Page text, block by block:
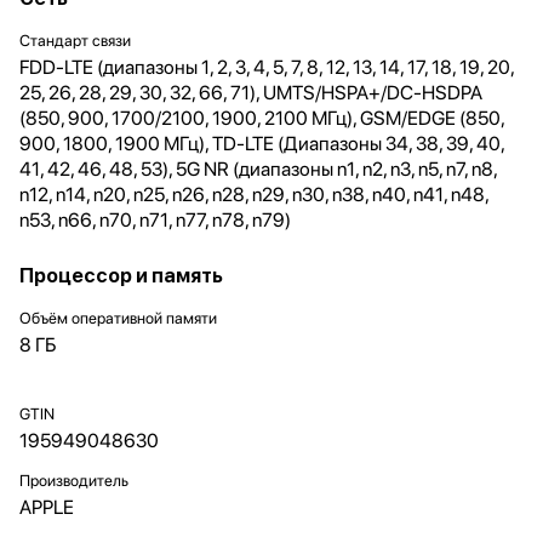
Стандарт связи
FDD‑LTE (диапазоны 1, 2, 3, 4, 5, 7, 8, 12, 13, 14, 17, 18, 19, 20,
25, 26, 28, 29, 30, 32, 66, 71), UMTS/HSPA+/DC-HSDPA
(850, 900, 1700/2100, 1900, 2100 МГц), GSM/EDGE (850,
900, 1800, 1900 МГц), TD-LTE (Диапазоны 34, 38, 39, 40,
41, 42, 46, 48, 53), 5G NR (диапазоны n1, n2, n3, n5, n7, n8,
n12, n14, n20, n25, n26, n28, n29, n30, n38, n40, n41, n48,
n53, n66, n70, n71, n77, n78, n79)
Процессор и память
Объём оперативной памяти
8 ГБ
GTIN
195949048630
Производитель
APPLE